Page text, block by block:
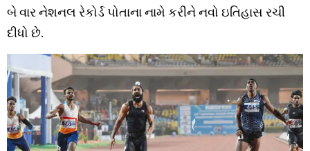
બે વાર નેશનલ રેકોર્ડ પોતાના નામે કરીને નવો ઇતિહાસ રચી
દીધો છે.